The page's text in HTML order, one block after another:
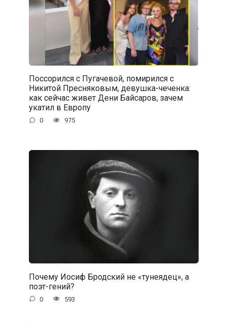
Поссорился с Пугачевой, помирился с
Никитой Пресняковым, девушка-чеченка:
как сейчас живет Дени Байсаров, зачем
укатил в Европу
0 975
Почему Иосиф Бродский не «тунеядец», а
поэт-гений?
0 593